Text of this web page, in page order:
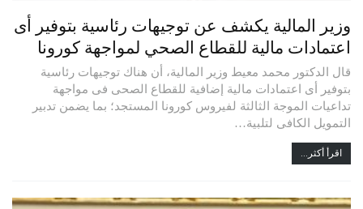
وزير المالية يكشف عن توجيهات رئاسية بتوفير أى
اعتمادات مالية للقطاع الصحي لمواجهة كورونا
قال الدكتور محمد معيط وزير المالية، أن هناك توجيهات رئاسية
بتوفير أى اعتمادات مالية إضافية للقطاع الصحى فى مواجهة
تداعيات الموجة الثالثة لفيروس كورونا المستجد؛ بما يضمن تدبير
التمويل الكافى لتلبية…
اقرأ أكثر...